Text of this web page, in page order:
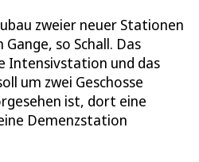
zweier neuer Stationen
so Schall. Das
Intensivstation und das
um zwei Geschosse
ist, dort eine
Demenzstation